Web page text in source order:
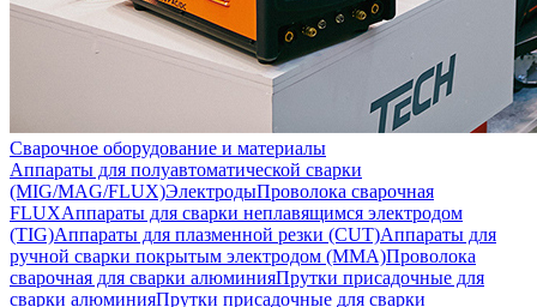
Сварочное оборудование и материалы
Аппараты для полуавтоматической сварки
(MIG/MAG/FLUX)ЭлектродыПроволока сварочная
FLUXАппараты для сварки неплавящимся электродом
(TIG)Аппараты для плазменной резки (CUT)Аппараты для
ручной сварки покрытым электродом (MMA)Проволока
сварочная для сварки алюминияПрутки присадочные для
сварки алюминияПрутки присадочные для сварки